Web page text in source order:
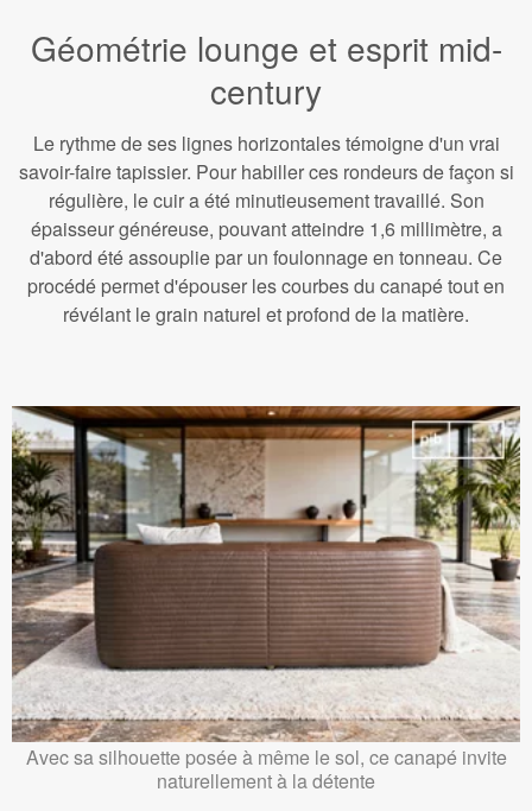
Géométrie lounge et esprit mid-
century
Le rythme de ses lignes horizontales témoigne d'un vrai
savoir-faire tapissier. Pour habiller ces rondeurs de façon si
régulière, le cuir a été minutieusement travaillé. Son
épaisseur généreuse, pouvant atteindre 1,6 millimètre, a
d'abord été assouplie par un foulonnage en tonneau. Ce
procédé permet d'épouser les courbes du canapé tout en
révélant le grain naturel et profond de la matière.
Avec sa silhouette posée à même le sol, ce canapé invite
naturellement à la détente